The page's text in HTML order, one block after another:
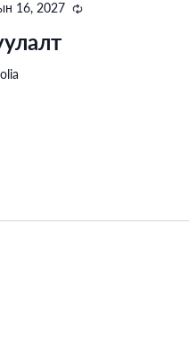
16, 2027 Recurring